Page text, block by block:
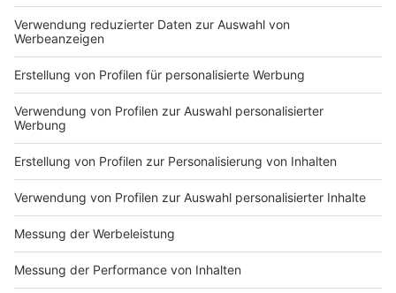
Du hast dir noch keine Artikel gemerkt
Markiere sie hierfür mit einem
Impressum Newsletter